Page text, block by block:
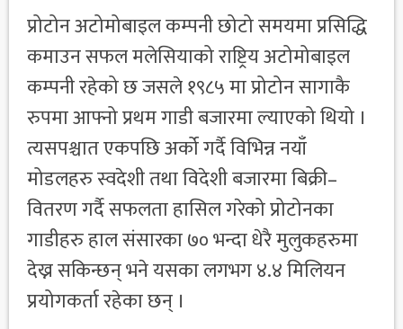
प्रोटोन अटोमोबाइल कम्पनी छोटो समयमा प्रसिद्धि
कमाउन सफल मलेसियाको राष्ट्रिय अटोमोबाइल
कम्पनी रहेको छ जसले १९८५ मा प्रोटोन सागाकै
रुपमा आफ्नो प्रथम गाडी बजारमा ल्याएको थियो ।
त्यसपश्चात एकपछि अर्को गर्दै विभिन्न नयाँ
मोडलहरु स्वदेशी तथा विदेशी बजारमा बिक्री–
वितरण गर्दै सफलता हासिल गरेको प्रोटोनका
गाडीहरु हाल संसारका ७० भन्दा धेरै मुलुकहरुमा
देख्न सकिन्छन् भने यसका लगभग ४.४ मिलियन
प्रयोगकर्ता रहेका छन् ।